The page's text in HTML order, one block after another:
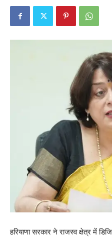
हरियाणा सरकार ने राजस्व क्षेत्र में